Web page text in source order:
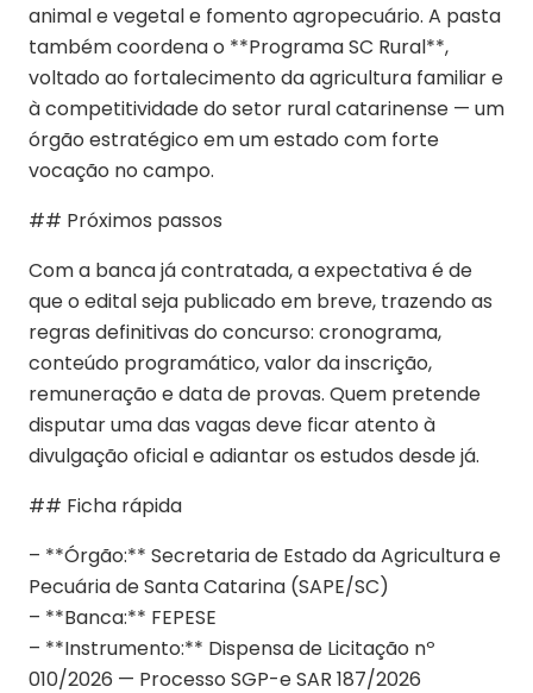
animal e vegetal e fomento agropecuário. A pasta
também coordena o **Programa SC Rural**,
voltado ao fortalecimento da agricultura familiar e
à competitividade do setor rural catarinense — um
órgão estratégico em um estado com forte
vocação no campo.
## Próximos passos
Com a banca já contratada, a expectativa é de
que o edital seja publicado em breve, trazendo as
regras definitivas do concurso: cronograma,
conteúdo programático, valor da inscrição,
remuneração e data de provas. Quem pretende
disputar uma das vagas deve ficar atento à
divulgação oficial e adiantar os estudos desde já.
## Ficha rápida
– **Órgão:** Secretaria de Estado da Agricultura e
Pecuária de Santa Catarina (SAPE/SC)
– **Banca:** FEPESE
– **Instrumento:** Dispensa de Licitação nº
010/2026 — Processo SGP-e SAR 187/2026